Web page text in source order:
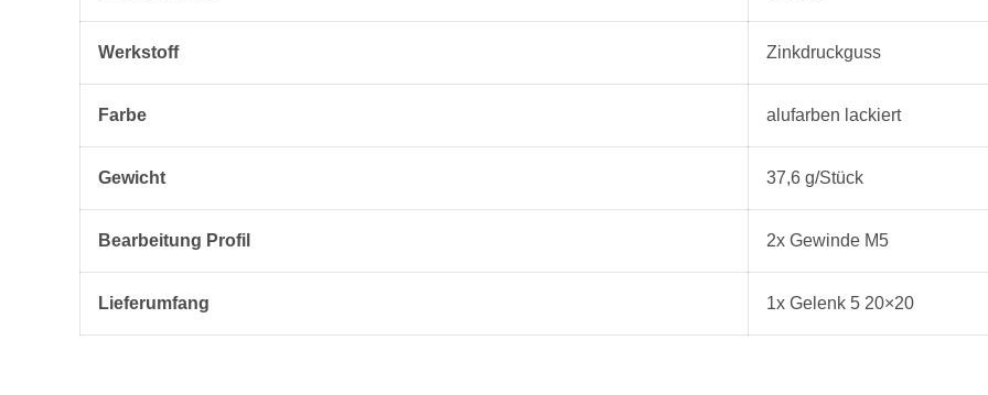
Werkstoff Zinkdruckguss
Farbe alufarben lackiert
Gewicht 37,6 g/Stück
Bearbeitung Profil 2x Gewinde M5
Lieferumfang 1x Gelenk 5 20×20